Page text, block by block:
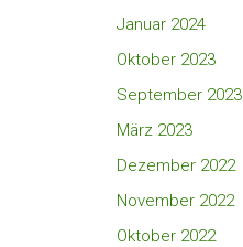
Januar 2024
Oktober 2023
September 2023
März 2023
Dezember 2022
November 2022
Oktober 2022